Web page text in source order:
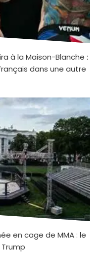
à la Maison-Blanche :
dans une autre
en cage de MMA : le